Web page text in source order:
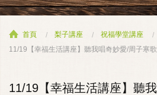
首頁 梨子講座
祝福學堂講座
11/19【幸福生活講座】聽我唱奇妙愛/周子寒
11/19【幸福生活講座】聽